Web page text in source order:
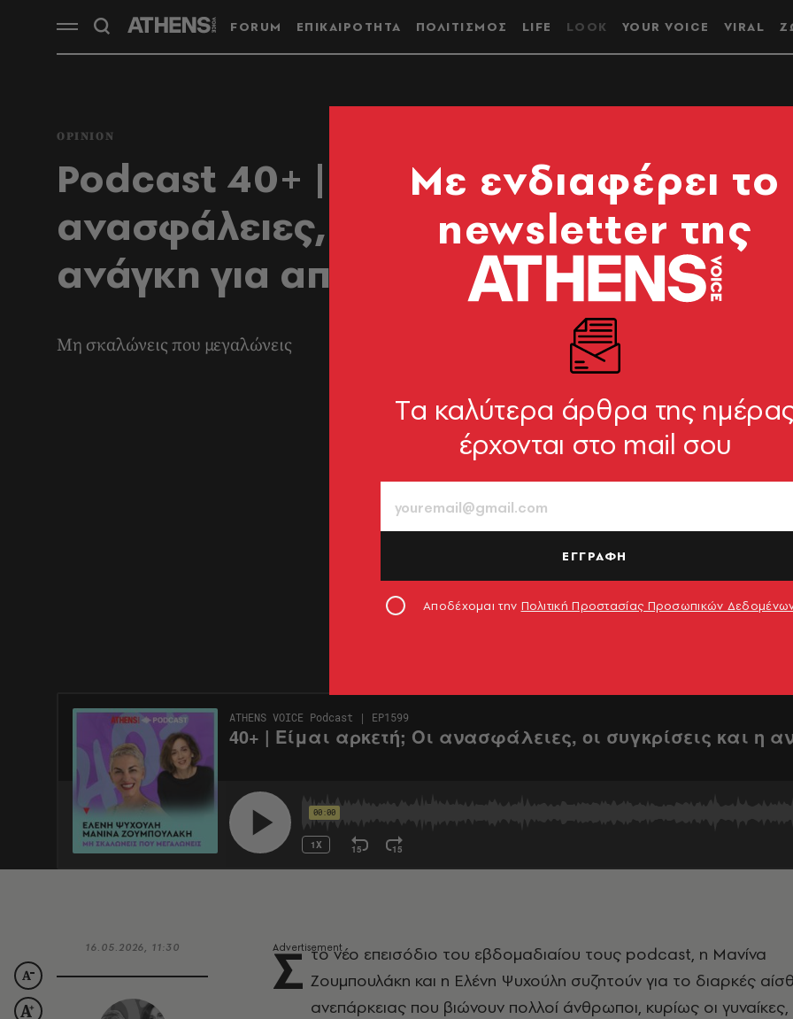
FORUM ΕΠΙΚΑΙΡΟΤΗΤΑ ΠΟΛΙΤΙΣΜΟΣ LIFE LOOK YOUR VOICE VIRAL
OPINION
Podcast 40+ | Είμαι αρκετή; Οι
ανασφάλειες, οι συγκρίσεις και η
ανάγκη για αποδοχή
Μη σκαλώνεις που μεγαλώνεις
16.05.2026, 11:30 Σ το νέο επεισόδιο του εβδομαδιαίου τους podcast, η Μανίνα
Ζουμπουλάκη και η Ελένη Ψυχούλη συζητούν για το διαρκές
ανεπάρκειας που βιώνουν πολλοί άνθρωποι, κυρίως οι γυναίκες,
Mε ενδιαφέρει το
newsletter της
Tα καλύτερα άρθρα της
έρχονται στο mail σου
ΕΓΓΡΑΦΗ
Αποδέχομαι την Πολιτική Προστασίας Προσωπικών